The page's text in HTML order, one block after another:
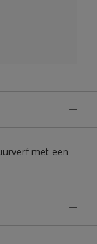
met een